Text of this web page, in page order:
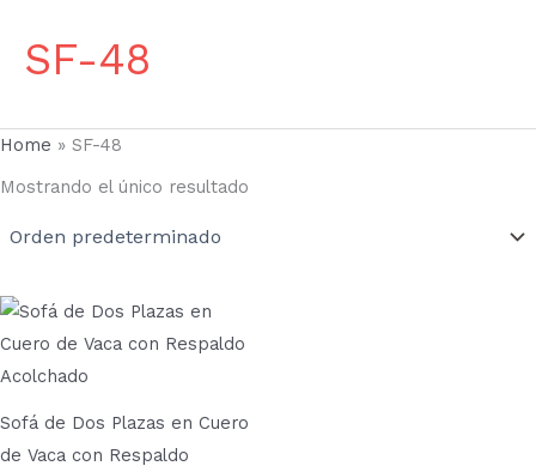
SF-48
Home » SF-48
Mostrando el único resultado
Sofá de Dos Plazas en Cuero
de Vaca con Respaldo